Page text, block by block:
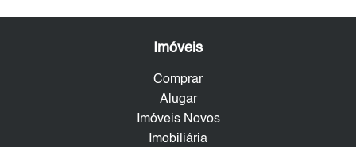
Imóveis
Comprar
Alugar
Imóveis Novos
Imobiliária